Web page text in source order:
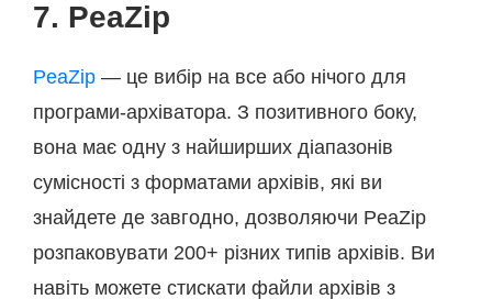
7. PeaZip
PeaZip — це вибір на все або нічого для
програми-архіватора. З позитивного боку,
вона має одну з найширших діапазонів
сумісності з форматами архівів, які ви
знайдете де завгодно, дозволяючи PeaZip
розпаковувати 200+ різних типів архівів. Ви
навіть можете стискати файли архівів з